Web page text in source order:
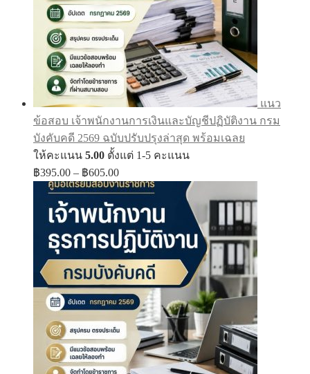
แนว
ข้อสอบ เจ้าพนักงานการเงินและบัญชีปฏิบัติงาน กรม
บังคับคดี 2569 ฉบับปรับปรุงล่าสุด พร้อมเฉลย
ให้คะแนน 5.00 ตั้งแต่ 1-5 คะแนน
฿395.00 – ฿605.00Price
range:
฿395.00
through
฿605.00